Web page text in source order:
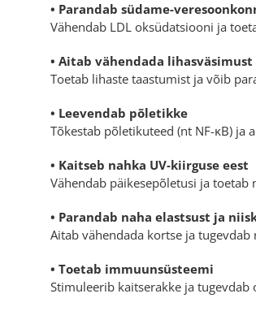
• Parandab südame-
Vähendab LDL oksüdatsiooni ja
• Aitab vähendada lihasväsimust
Toetab lihaste taastumist ja võib
• Leevendab põletikke
Tõkestab põletikuteed (nt NF-κB)
• Kaitseb nahka UV-kiirguse eest
Vähendab päikesepõletusi ja toetab
• Parandab naha elastsust ja
Aitab vähendada kortse ja tugevdab
• Toetab immuunsüsteemi
Stimuleerib kaitserakke ja